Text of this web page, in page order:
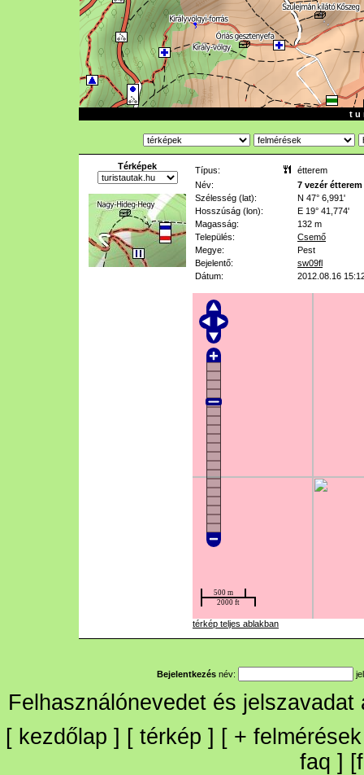
t u
Térképek Típus:
étterem
Név:
7 vezér étterem
Szélesség (lat):
N 47° 6,991'
Hosszúság (lon):
E 19° 41,774'
Magasság:
132 m
Település:
Csemő
Megye:
Pest
Bejelentő:
sw09fl
Dátum:
2012.08.16
térkép teljes ablakban
Bejelentkezés név:
Felhasználónevedet és
[ kezdőlap ] [ térkép ] [ + felmérések
faq ] [